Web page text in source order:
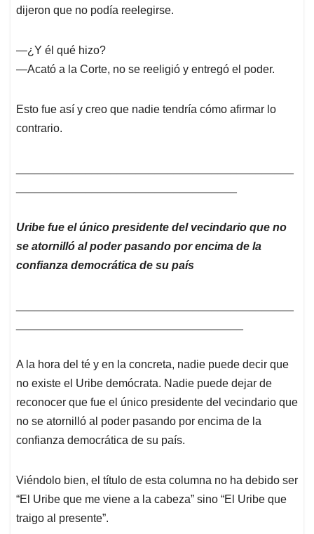
dijeron que no podía reelegirse.
—¿Y él qué hizo?
—Acató a la Corte, no se reeligió y entregó el poder.
Esto fue así y creo que nadie tendría cómo afirmar lo
contrario.
Uribe fue el único presidente del vecindario que no
se atornilló al poder pasando por encima de la
confianza democrática de su país
A la hora del té y en la concreta, nadie puede decir que
no existe el Uribe demócrata. Nadie puede dejar de
reconocer que fue el único presidente del vecindario que
no se atornilló al poder pasando por encima de la
confianza democrática de su país.
Viéndolo bien, el título de esta columna no ha debido ser
“El Uribe que me viene a la cabeza” sino “El Uribe que
traigo al presente”.